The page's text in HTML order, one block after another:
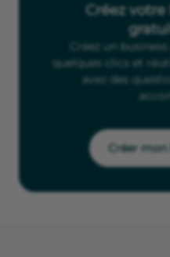
Créez
Créez un
quelques clics et
avez des
Créer mon